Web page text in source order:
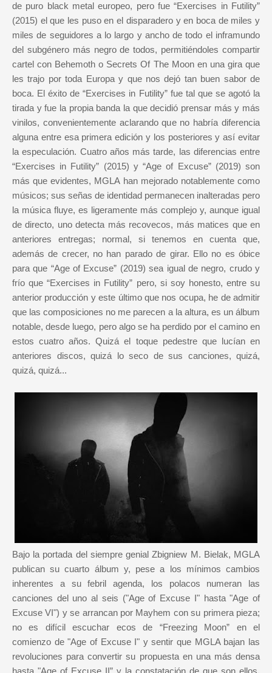
de puro black metal europeo, pero fue “Exercises in Futility”
(2015) el que les puso en el disparadero y en boca de miles y
miles de seguidores a lo largo y ancho de todo el inframundo
del subgénero más negro de todos, permitiéndoles compartir
cartel con Behemoth o Secrets Of The Moon en una gira que
les trajo por toda Europa y que nos dejó tan buen sabor de
boca. El éxito de “Exercises in Futility” fue tal que se agotó la
tirada y fue la propia banda la que decidió prensar más y más
vinilos, convenientemente aclarando que no habría diferencia
alguna entre esa primera edición y los posteriores y así evitar
la especulación. Cuatro años más tarde, las diferencias entre
“Exercises in Futility” (2015) y “Age of Excuse” (2019) son
más que evidentes, MGLA han mejorado notablemente como
músicos; sus señas de identidad permanecen inalteradas pero
la música fluye, es ligeramente más complejo y, aunque igual
de directo, uno detecta más recovecos, más matices que en
anteriores entregas; normal, si tenemos en cuenta que,
además de crecer, no han parado de girar. Ello no es óbice
para que “Age of Excuse” (2019) sea igual de negro, crudo y
frío que “Exercises in Futility” pero, si soy honesto, entre su
anterior producción y este último que nos ocupa, he de admitir
que las composiciones no me parecen a la altura, es un álbum
notable, desde luego, pero algo se ha perdido por el camino en
estos cuatro años. Quizá el toque pedestre que lucían en
anteriores discos, quizá lo seco de sus canciones, quizá,
quizá, quizá...
Bajo la portada del siempre genial Zbigniew M. Bielak, MGLA
publican su cuarto álbum y, pese a los mínimos cambios
inherentes a su febril agenda, los polacos numeran las
canciones del uno al seis ("Age of Excuse I" hasta "Age of
Excuse VI") y se arrancan por Mayhem con su primera pieza;
no es difícil escuchar ecos de “Freezing Moon” en el
comienzo de "Age of Excuse I" y sentir que MGLA bajan las
revoluciones para convertir su propuesta en una más densa